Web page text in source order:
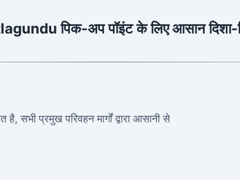
पिक-अप पॉइंट के लिए आसान दिशा-
सभी प्रमुख परिवहन मार्गों द्वारा आसानी से